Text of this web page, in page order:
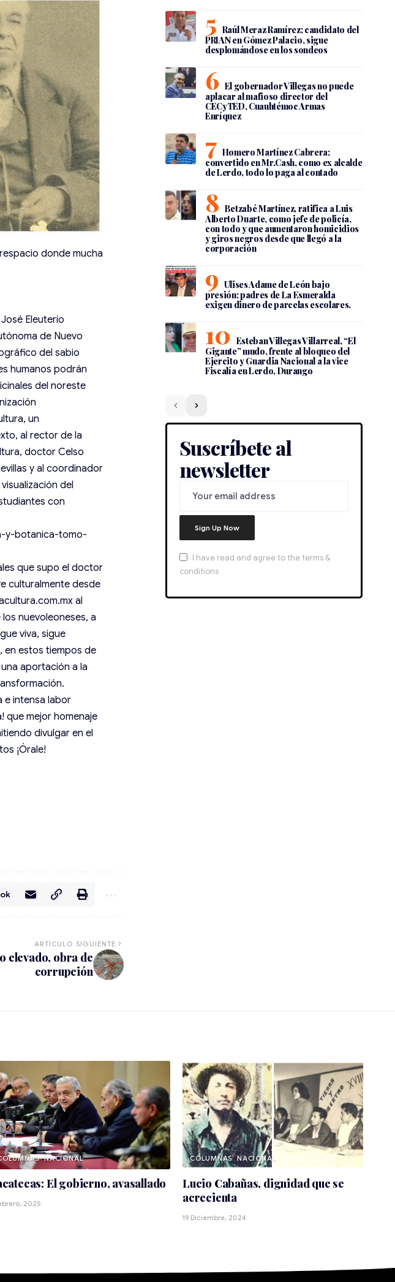
donde mucha
Eleuterio
de Nuevo
del sabio
humanos podrán
del noreste
un
al rector de la
doctor Celso
y al coordinador
del
con
y-botanica-tomo-
que supo el doctor
culturalmente desde
al
nuevoleoneses, a
viva, sigue
en estos tiempos de
aportación a la
e intensa labor
que mejor homenaje
divulgar en el
¡Órale!
ARTÍCULO SIGUIENTE
elevado, obra de
corrupción
Raúl Meraz Ramírez; candidato del
PRIAN en Gómez Palacio, sigue
desplomándose en los sondeos
El gobernador Villegas no puede
aplacar al mafioso director del
CECyTED, Cuauhtémoc Armas
Enríquez
Homero Martínez Cabrera;
convertido en Mr.Cash, como ex alcalde
de Lerdo, todo lo paga al contado
Betzabé Martínez, ratifica a Luis
Alberto Duarte, como jefe de policía,
con todo y que aumentaron homicidios
y giros negros desde que llegó a la
corporación
Ulises Adame de León bajo
presión: padres de La Esmeralda
exigen dinero de parcelas escolares.
Esteban Villegas Villarreal, “El
Gigante” mudo, frente al bloqueo del
Ejercito y Guardia Nacional a la vice
Fiscalía en Lerdo, Durango
Suscríbete al
newsletter
I have read and agree to the terms &
conditions
COLUMNAS‏ NACIONAL
El gobierno, avasallado
2025
COLUMNAS‏ NACIONAL
Lucio Cabañas, dignidad que se
acrecienta
19 Diciembre, 2024